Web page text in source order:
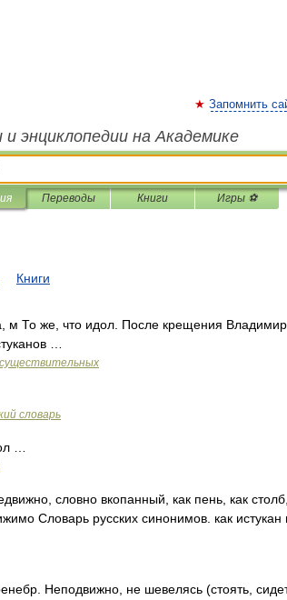
Запомнить
и энциклопедии на Академике
Переводы Книги Игры ⚽
Книги
То же, что идол. После крещения
…
существительных
словарь
…
словно вкопанный, как пень, как
Словарь русских синонимов. как
Неподвижно, не шевелясь (стоять,